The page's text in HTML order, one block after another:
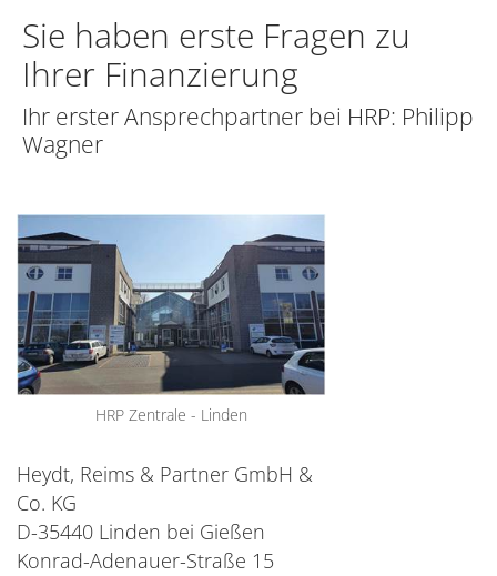
Sie haben erste Fragen zu
Ihrer Finanzierung
Ihr erster Ansprechpartner bei HRP: Philipp
Wagner
HRP Zentrale - Linden
Heydt, Reims & Partner GmbH &
Co. KG
D-35440 Linden bei Gießen
Konrad-Adenauer-Straße 15